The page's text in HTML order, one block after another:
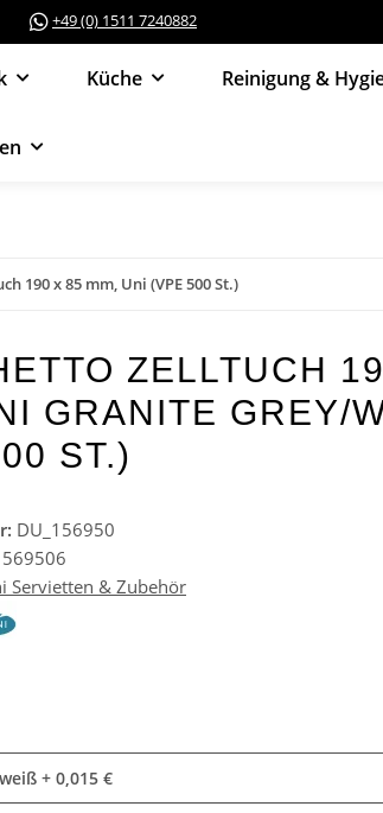
+49 (0) 1511 7240882
Küche Reinigung &
190 x 85 mm, Uni (VPE 500 St.)
ZELLTUCH
GRANITE GREY/
ST.)
DU_156950
Servietten & Zubehör
+ 0,015 €